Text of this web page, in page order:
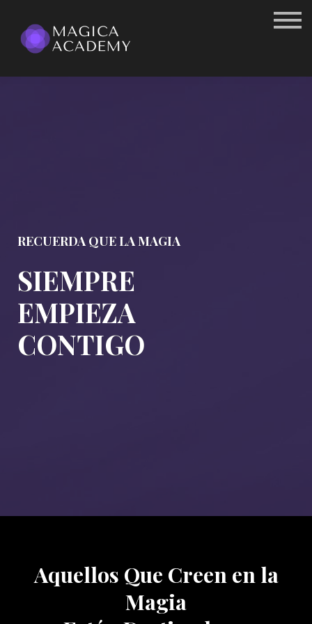
RECUERDA QUE LA MAGIA
SIEMPRE
EMPIEZA
CONTIGO
Aquellos Que Creen en la
Magia